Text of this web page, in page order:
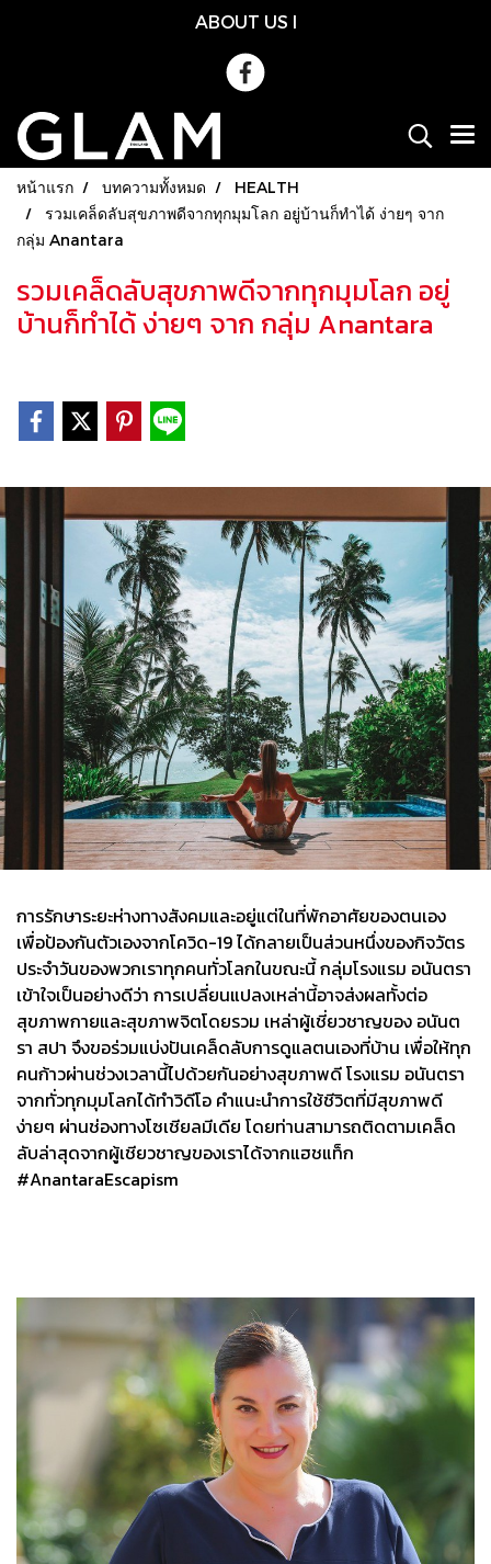
ABOUT US l
หน้าแรก บทความทั้งหมด
HEALTH
รวมเคล็ดลับสุขภาพดีจากทุกมุมโลก อยู่บ้านก็ทำได้ ง่ายๆ จาก
กลุ่ม Anantara
รวมเคล็ดลับสุขภาพดีจากทุกมุมโลก อยู่
บ้านก็ทำได้ ง่ายๆ จาก กลุ่ม Anantara
การรักษาระยะห่างทางสังคมและอยู่แต่ในที่พักอาศัยของตนเอง
เพื่อป้องกันตัวเองจากโควิด-19 ได้กลายเป็นส่วนหนึ่งของกิจวัตร
ประจำวันของพวกเราทุกคนทั่วโลกในขณะนี้ กลุ่มโรงแรม อนันตรา
เข้าใจเป็นอย่างดีว่า การเปลี่ยนแปลงเหล่านี้อาจส่งผลทั้งต่อ
สุขภาพกายและสุขภาพจิตโดยรวม เหล่าผู้เชี่ยวชาญของ อนันต
รา สปา จึงขอร่วมแบ่งปันเคล็ดลับการดูแลตนเองที่บ้าน เพื่อให้ทุก
คนก้าวผ่านช่วงเวลานี้ไปด้วยกันอย่างสุขภาพดี โรงแรม อนันตรา
จากทั่วทุกมุมโลกได้ทำวิดีโอ คำแนะนำการใช้ชีวิตที่มีสุขภาพดี
ง่ายๆ ผ่านช่องทางโซเชียลมีเดีย โดยท่านสามารถติดตามเคล็ด
ลับล่าสุดจากผู้เชียวชาญของเราได้จากแฮชแท็ก
#AnantaraEscapism